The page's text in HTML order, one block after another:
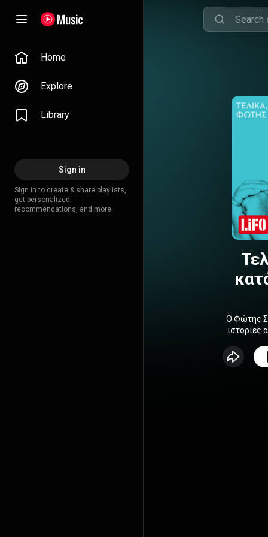
Home
Explore
Library
Sign in
Sign in to create & share playlists,
get personalized
recommendations, and more.
Ο Φώτης
ιστορίες